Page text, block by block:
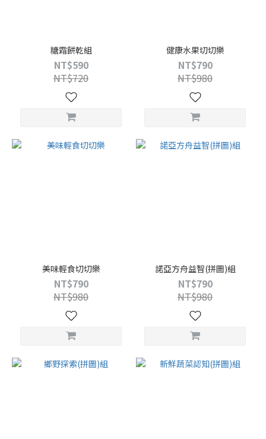
糖霜餅乾組
NT$590
NT$720
健康水果切切樂
NT$790
NT$980
美味輕食切切樂
NT$790
NT$980
諾亞方舟益智(拼圖)組
NT$790
NT$980